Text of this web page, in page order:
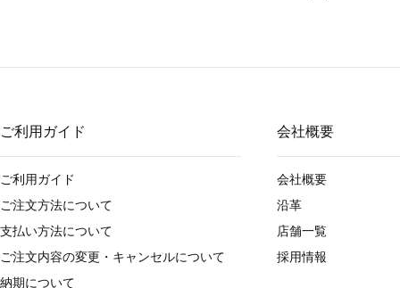
ご利用ガイド
ご利用ガイド
ご注文方法について
支払い方法について
ご注文内容の変更・キャンセルについて
納期について
会社概要
会社概要
沿革
店舗一覧
採用情報